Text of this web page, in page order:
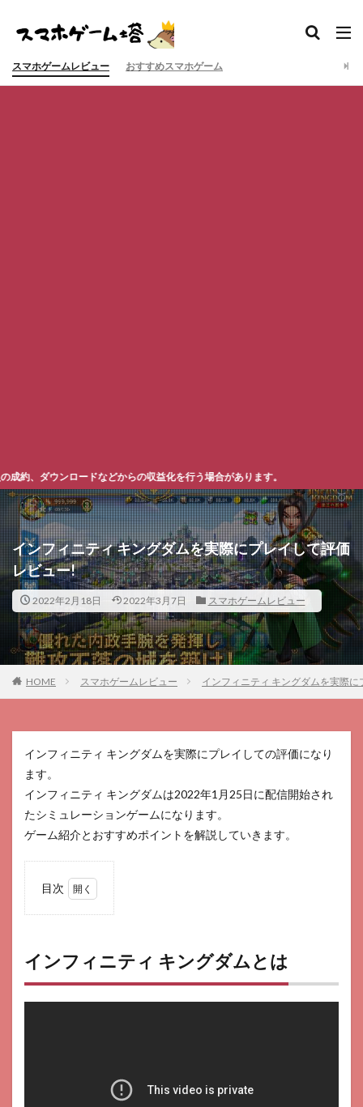
スマホゲームレビュー おすすめスマホゲーム
収益化を行う場合があります。
インフィニティ キングダムを実際にプレイして評価
レビュー!
2022年2月18日 2022年3月7日 スマホゲームレビュー
HOME スマホゲームレビュー インフィニティ キングダムを実際
インフィニティ キングダムを実際にプレイしての評価になり
ます。
インフィニティ キングダムは2022年1月25日に配信開始され
たシミュレーションゲームになります。
ゲーム紹介とおすすめポイントを解説していきます。
目次
ニテ
ィ
キン
インフィニティ キングダムとは